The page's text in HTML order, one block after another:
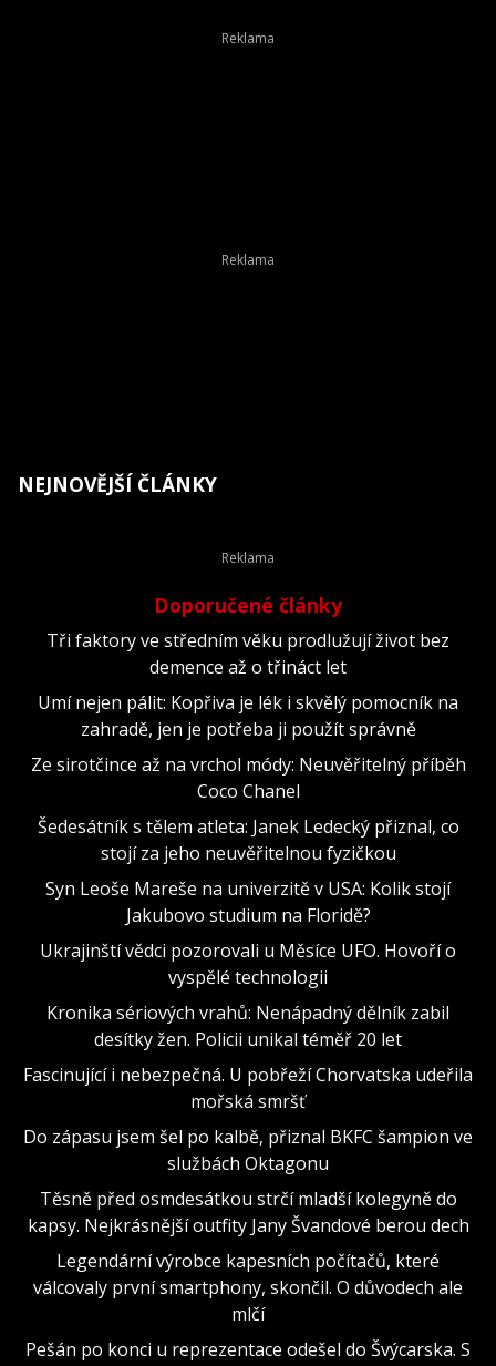
NEJNOVĚJŠÍ ČLÁNKY
Doporučené články
Tři faktory ve středním věku prodlužují život bez
demence až o třináct let
Umí nejen pálit: Kopřiva je lék i skvělý pomocník na
zahradě, jen je potřeba ji použít správně
Ze sirotčince až na vrchol módy: Neuvěřitelný příběh
Coco Chanel
Šedesátník s tělem atleta: Janek Ledecký přiznal, co
stojí za jeho neuvěřitelnou fyzičkou
Syn Leoše Mareše na univerzitě v USA: Kolik stojí
Jakubovo studium na Floridě?
Ukrajinští vědci pozorovali u Měsíce UFO. Hovoří o
vyspělé technologii
Kronika sériových vrahů: Nenápadný dělník zabil
desítky žen. Policii unikal téměř 20 let
Fascinující i nebezpečná. U pobřeží Chorvatska udeřila
mořská smršť
Do zápasu jsem šel po kalbě, přiznal BKFC šampion ve
službách Oktagonu
Těsně před osmdesátkou strčí mladší kolegyně do
kapsy. Nejkrásnější outfity Jany Švandové berou dech
Legendární výrobce kapesních počítačů, které
válcovaly první smartphony, skončil. O důvodech ale
mlčí
Pešán po konci u reprezentace odešel do Švýcarska. S